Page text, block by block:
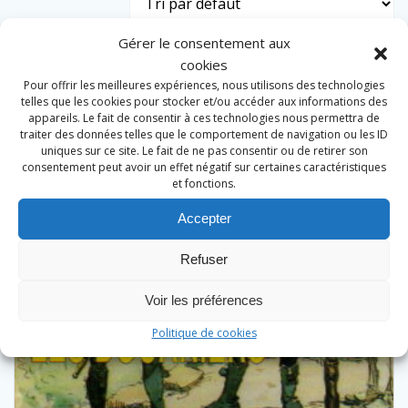
Gérer le consentement aux
cookies
Pour offrir les meilleures expériences, nous utilisons des technologies
telles que les cookies pour stocker et/ou accéder aux informations des
appareils. Le fait de consentir à ces technologies nous permettra de
traiter des données telles que le comportement de navigation ou les ID
uniques sur ce site. Le fait de ne pas consentir ou de retirer son
consentement peut avoir un effet négatif sur certaines caractéristiques
et fonctions.
Accepter
Refuser
Voir les préférences
Politique de cookies